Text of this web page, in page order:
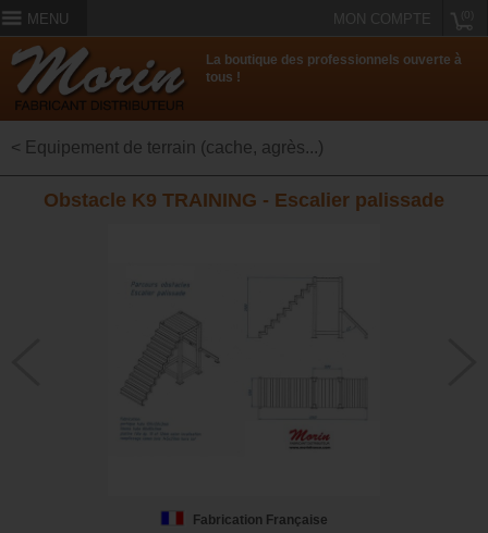
MENU MON COMPTE
La boutique des professionnels ouverte à
tous !
< Equipement de terrain (cache, agrès...)
Obstacle K9 TRAINING - Escalier palissade
Fabrication Française